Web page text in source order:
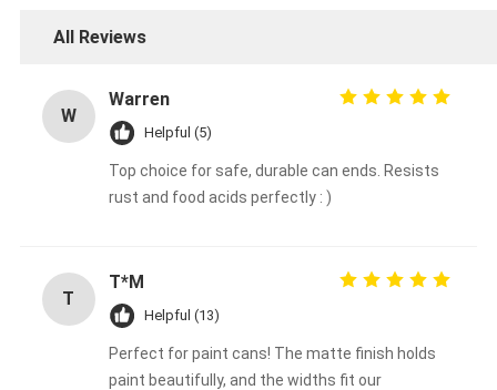
All Reviews
W
Warren
Helpful (5)
Top choice for safe, durable can ends. Resists
rust and food acids perfectly : )
T
T*M
Helpful (13)
Perfect for paint cans! The matte finish holds
paint beautifully, and the widths fit our